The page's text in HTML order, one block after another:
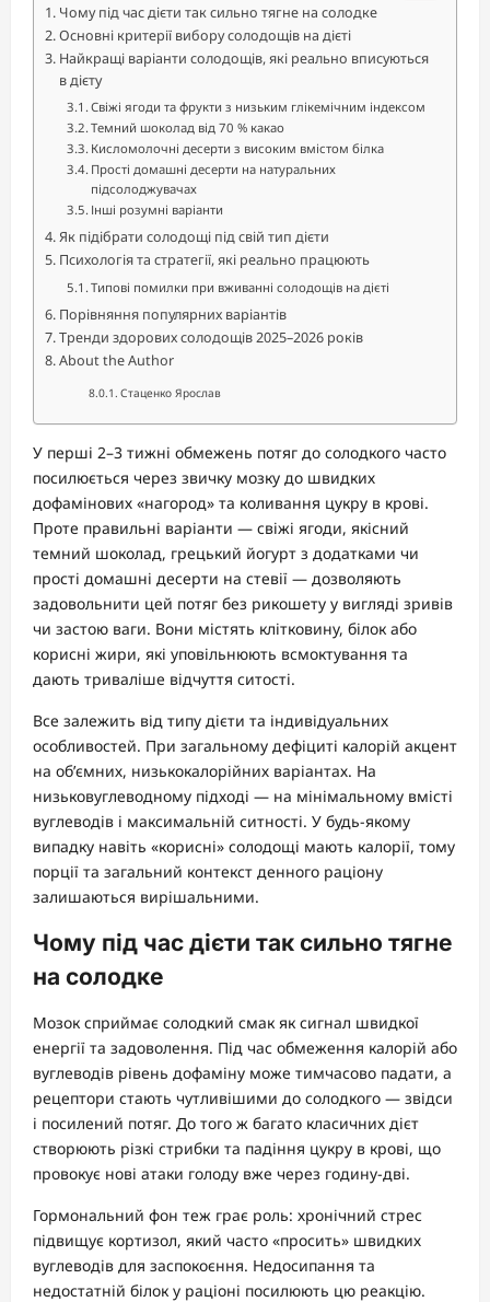
Чому під час дієти так сильно тягне на солодке
Основні критерії вибору солодощів на дієті
Найкращі варіанти солодощів, які реально вписуються
в дієту
Свіжі ягоди та фрукти з низьким глікемічним індексом
Темний шоколад від 70 % какао
Кисломолочні десерти з високим вмістом білка
Прості домашні десерти на натуральних
підсолоджувачах
Інші розумні варіанти
Як підібрати солодощі під свій тип дієти
Психологія та стратегії, які реально працюють
Типові помилки при вживанні солодощів на дієті
Порівняння популярних варіантів
Тренди здорових солодощів 2025–2026 років
About the Author
Стаценко Ярослав
У перші 2–3 тижні обмежень потяг до солодкого часто
посилюється через звичку мозку до швидких
дофамінових «нагород» та коливання цукру в крові.
Проте правильні варіанти — свіжі ягоди, якісний
темний шоколад, грецький йогурт з додатками чи
прості домашні десерти на стевії — дозволяють
задовольнити цей потяг без рикошету у вигляді зривів
чи застою ваги. Вони містять клітковину, білок або
корисні жири, які уповільнюють всмоктування та
дають триваліше відчуття ситості.
Все залежить від типу дієти та індивідуальних
особливостей. При загальному дефіциті калорій акцент
на об’ємних, низькокалорійних варіантах. На
низьковуглеводному підході — на мінімальному вмісті
вуглеводів і максимальній ситності. У будь-якому
випадку навіть «корисні» солодощі мають калорії, тому
порції та загальний контекст денного раціону
залишаються вирішальними.
Чому під час дієти так сильно тягне
на солодке
Мозок сприймає солодкий смак як сигнал швидкої
енергії та задоволення. Під час обмеження калорій або
вуглеводів рівень дофаміну може тимчасово падати, а
рецептори стають чутливішими до солодкого — звідси
і посилений потяг. До того ж багато класичних дієт
створюють різкі стрибки та падіння цукру в крові, що
провокує нові атаки голоду вже через годину-дві.
Гормональний фон теж грає роль: хронічний стрес
підвищує кортизол, який часто «просить» швидких
вуглеводів для заспокоєння. Недосипання та
недостатній білок у раціоні посилюють цю реакцію.